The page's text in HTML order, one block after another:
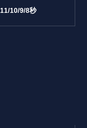
11/10/9/8秒